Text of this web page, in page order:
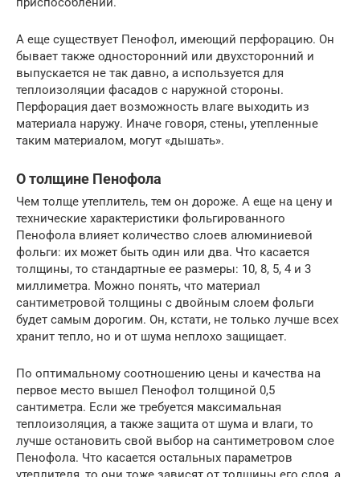
А еще существует Пенофол, имеющий перфорацию. Он
бывает также односторонний или двухсторонний и
выпускается не так давно, а используется для
теплоизоляции фасадов с наружной стороны.
Перфорация дает возможность влаге выходить из
материала наружу. Иначе говоря, стены, утепленные
таким материалом, могут «дышать».
О толщине Пенофола
Чем толще утеплитель, тем он дороже. А еще на цену и
технические характеристики фольгированного
Пенофола влияет количество слоев алюминиевой
фольги: их может быть один или два. Что касается
толщины, то стандартные ее размеры: 10, 8, 5, 4 и 3
миллиметра. Можно понять, что материал
сантиметровой толщины с двойным слоем фольги
будет самым дорогим. Он, кстати, не только лучше всех
хранит тепло, но и от шума неплохо защищает.
По оптимальному соотношению цены и качества на
первое место вышел Пенофол толщиной 0,5
сантиметра. Если же требуется максимальная
теплоизоляция, а также защита от шума и влаги, то
лучше остановить свой выбор на сантиметровом слое
Пенофола. Что касается остальных параметров